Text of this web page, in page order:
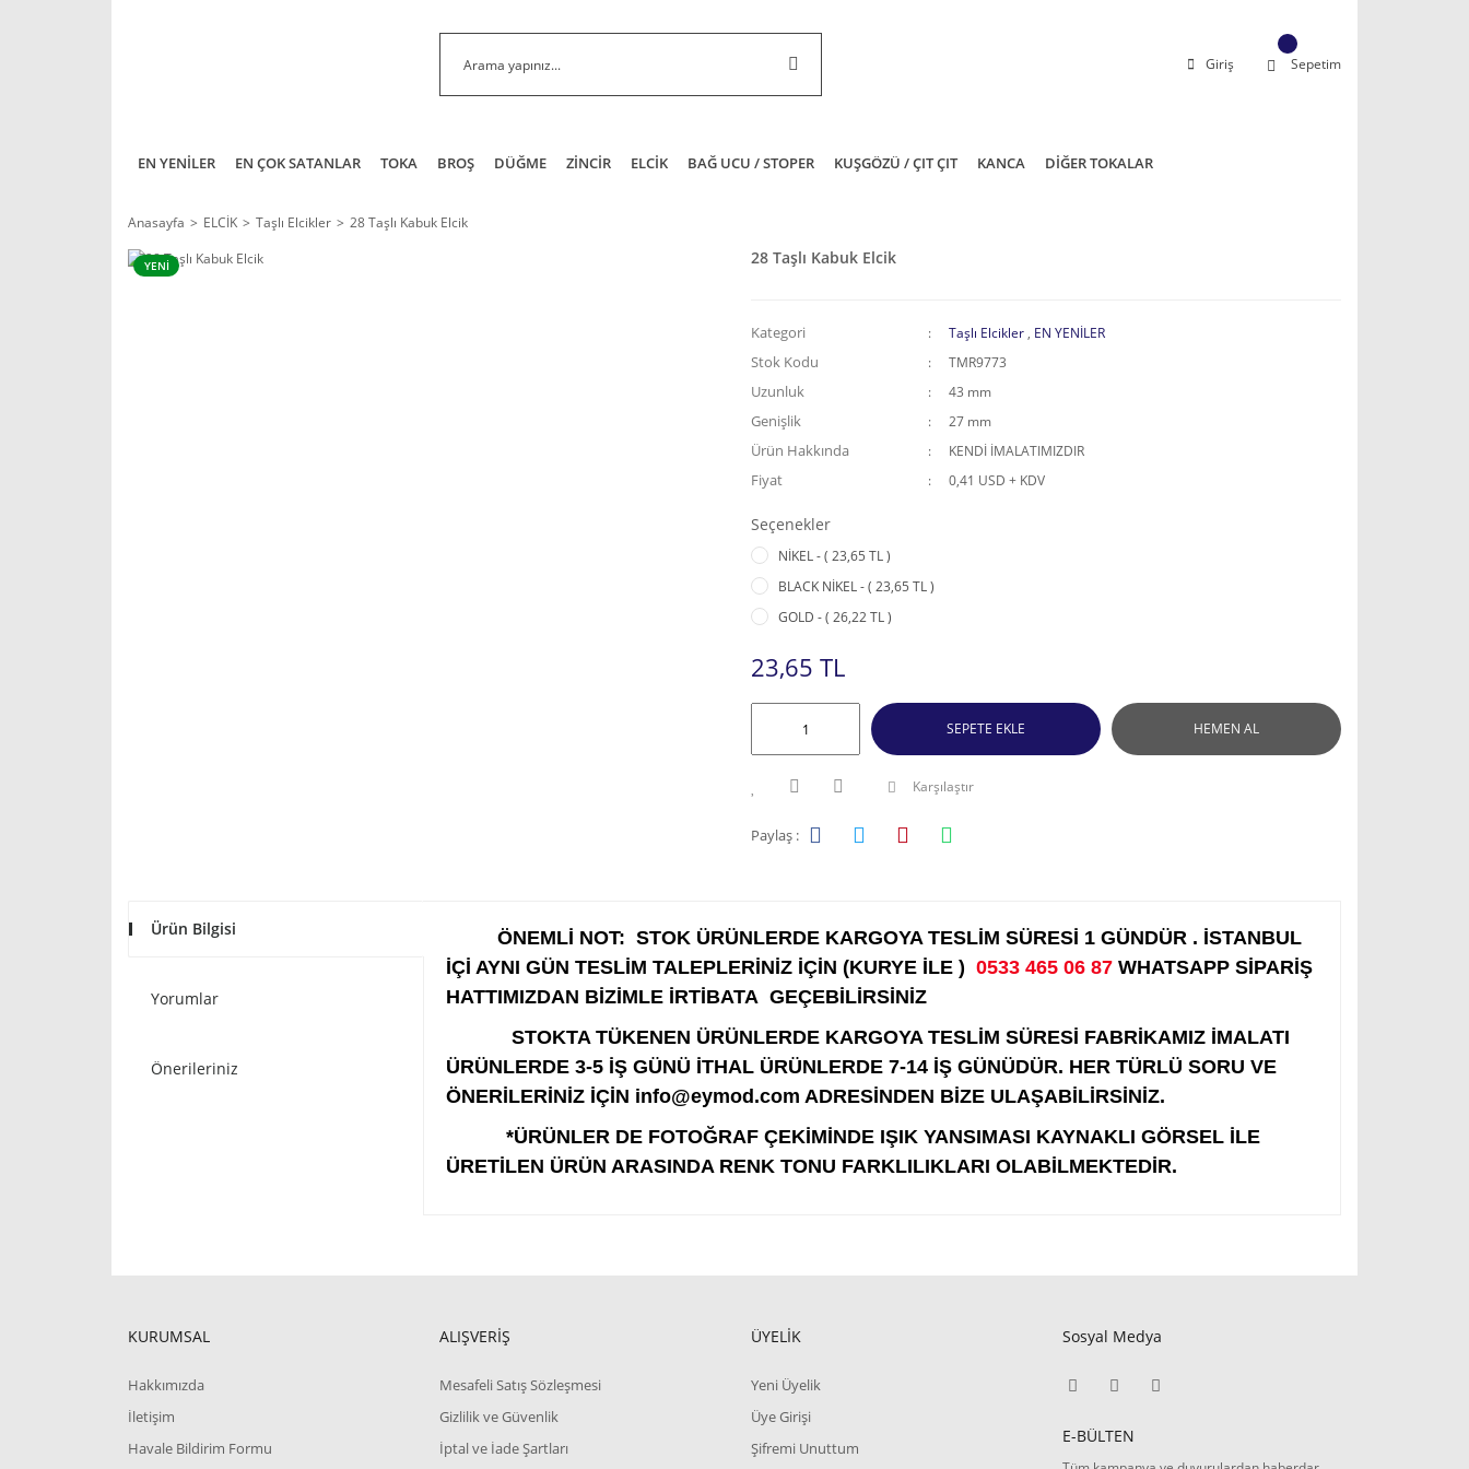
Giriş Sepetim
EN YENİLER EN ÇOK SATANLAR TOKA BROŞ DÜĞME ZİNCİR ELCİK BAĞ UCU / STOPER KUŞGÖZÜ / ÇIT ÇIT KANCA DİĞER TOKALAR
Anasayfa ELCİK Taşlı Elcikler 28 Taşlı Kabuk Elcik
YENİ 28 Taşlı Kabuk Elcik
Kategori Taşlı Elcikler , EN YENİLER
Stok Kodu TMR9773
Uzunluk 43 mm
Genişlik 27 mm
Ürün Hakkında KENDİ İMALATIMIZDIR
Fiyat 0,41 USD + KDV
Seçenekler
NİKEL - ( 23,65 TL )
BLACK NİKEL - ( 23,65 TL )
GOLD - ( 26,22 TL )
23,65 TL
SEPETE EKLE HEMEN AL
Karşılaştır
Paylaş :
Ürün Bilgisi
Yorumlar
Önerileriniz
ÖNEMLİ NOT: STOK ÜRÜNLERDE KARGOYA TESLİM SÜRESİ 1 GÜNDÜR . İSTANBUL
İÇİ AYNI GÜN TESLİM TALEPLERİNİZ İÇİN (KURYE İLE ) 0533 465 06 87 WHATSAPP SİPARİŞ
HATTIMIZDAN BİZİMLE İRTİBATA GEÇEBİLİRSİNİZ
STOKTA TÜKENEN ÜRÜNLERDE KARGOYA TESLİM SÜRESİ FABRİKAMIZ İMALATI
ÜRÜNLERDE 3-5 İŞ GÜNÜ İTHAL ÜRÜNLERDE 7-14 İŞ GÜNÜDÜR. HER TÜRLÜ SORU VE
ÖNERİLERİNİZ İÇİN info@eymod.com ADRESİNDEN BİZE ULAŞABİLİRSİNİZ.
*ÜRÜNLER DE FOTOĞRAF ÇEKİMİNDE IŞIK YANSIMASI KAYNAKLI GÖRSEL İLE
ÜRETİLEN ÜRÜN ARASINDA RENK TONU FARKLILIKLARI OLABİLMEKTEDİR.
KURUMSAL
Hakkımızda
İletişim
Havale Bildirim Formu
ALIŞVERİŞ
Mesafeli Satış Sözleşmesi
Gizlilik ve Güvenlik
İptal ve İade Şartları
ÜYELİK
Yeni Üyelik
Üye Girişi
Şifremi Unuttum
Sosyal Medya
E-BÜLTEN